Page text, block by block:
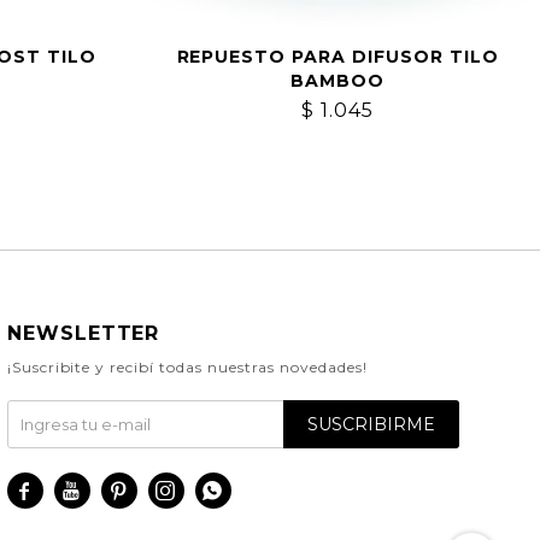
TILO
REPUESTO PARA DIFUSOR TILO
BAMBOO
$ 1.045
NEWSLETTER
¡Suscribite y recibí todas nuestras novedades!
SUSCRIBIRME
    